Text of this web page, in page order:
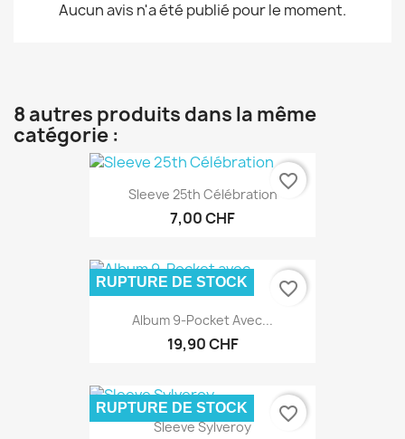
Aucun avis n'a été publié pour le moment.
8 autres produits dans la même
catégorie :
Sleeve 25th Célébration
7,00 CHF
favorite_border
Album 9-Pocket Avec...
19,90 CHF
RUPTURE DE STOCK favorite_border
Sleeve Sylveroy
RUPTURE DE STOCK favorite_border